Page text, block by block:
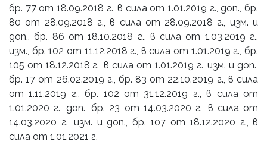
бр. 77 от 18.09.2018 г., в сила от 1.01.2019 г., доп., бр.
80 от 28.09.2018 г., в сила от 28.09.2018 г., изм. и
доп., бр. 86 от 18.10.2018 г., в сила от 1.03.2019 г.,
изм., бр. 102 от 11.12.2018 г., в сила от 1.01.2019 г., бр.
105 от 18.12.2018 г., в сила от 1.01.2019 г., изм. и доп.,
бр. 17 от 26.02.2019 г., бр. 83 от 22.10.2019 г., в сила
от 1.11.2019 г., бр. 102 от 31.12.2019 г., в сила от
1.01.2020 г., доп., бр. 23 от 14.03.2020 г., в сила от
14.03.2020 г., изм. и доп., бр. 107 от 18.12.2020 г., в
сила от 1.01.2021 г.